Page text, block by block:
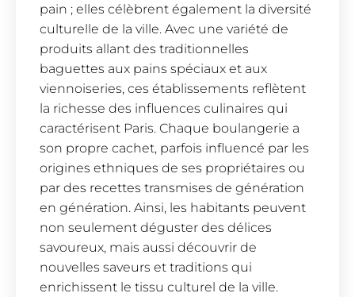
pain ; elles célèbrent également la diversité
culturelle de la ville. Avec une variété de
produits allant des traditionnelles
baguettes aux pains spéciaux et aux
viennoiseries, ces établissements reflètent
la richesse des influences culinaires qui
caractérisent Paris. Chaque boulangerie a
son propre cachet, parfois influencé par les
origines ethniques de ses propriétaires ou
par des recettes transmises de génération
en génération. Ainsi, les habitants peuvent
non seulement déguster des délices
savoureux, mais aussi découvrir de
nouvelles saveurs et traditions qui
enrichissent le tissu culturel de la ville.